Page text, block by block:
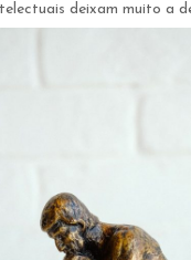
deixam muito a